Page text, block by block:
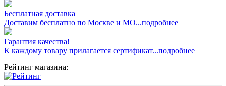
Бесплатная доставка
Доставим бесплатно по Москве и МО...подробнее
Гарантия качества!
К каждому товару прилагается сертификат...подробнее
Рейтинг магазина: